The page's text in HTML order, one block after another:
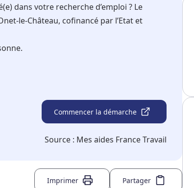
dans votre recherche d’emploi ? Le
le-Château, cofinancé par l’Etat et
Commencer la démarche
Source : Mes aides France Travail
Imprimer Partager